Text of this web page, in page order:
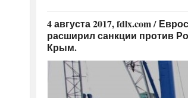
4 августа 2017, fdlx.com /
расширил санкции против
Крым.